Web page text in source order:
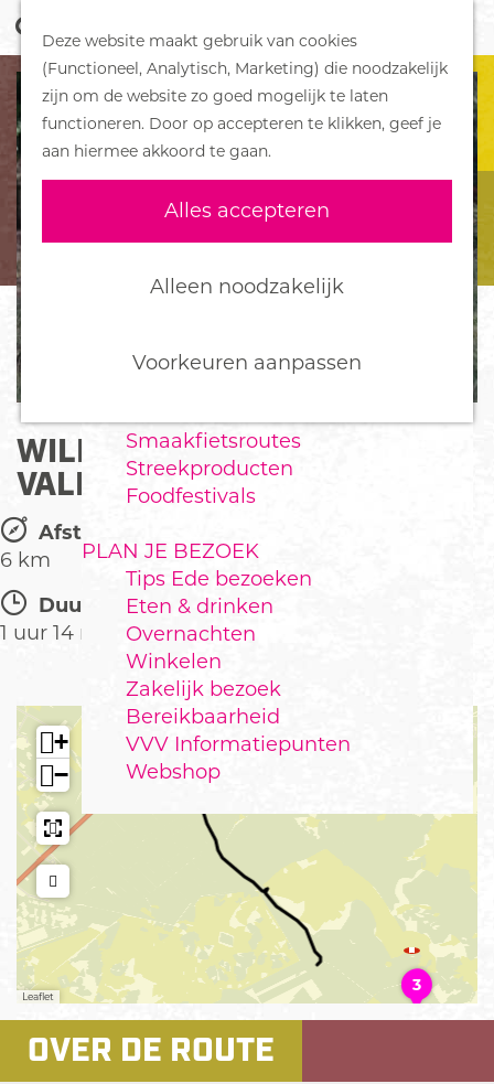
Deze website maakt gebruik van cookies
(Functioneel, Analytisch, Marketing) die noodzakelijk
zijn om de website zo goed mogelijk te laten
functioneren. Door op accepteren te klikken, geef je
aan hiermee akkoord te gaan.
Alles accepteren
Alleen noodzakelijk
Voorkeuren aanpassen
G
a
a
r
e
h
o
m
e
p
a
g
e
o
e
k
e
n
M
e
n
u
DORPEN
Bennekom
De Klomp
Deelen
Ederveen
Harskamp
Hoenderloo
Wekerom
Smaakfietsroutes
Streekproducten
Foodfestivals
PLAN JE BEZOEK
Tips Ede bezoeken
Eten & drinken
Overnachten
Winkelen
Zakelijk bezoek
Bereikbaarheid
VVV Informatiepunten
Webshop
WILDWANDELING
VALENBERG-DE MOSSEL
Afstand:
6 km
Duur:
1 uur 14 minuten
T
h
e
u
s
e
R
k
3 3
+
−
Leaflet
OVER DE ROUTE